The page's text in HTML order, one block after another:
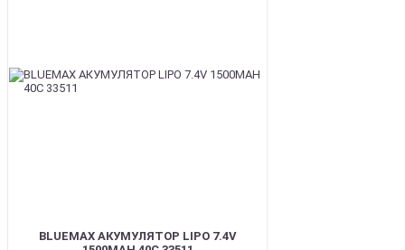
BLUEMAX АКУМУЛЯТОР LIPO 7.4V